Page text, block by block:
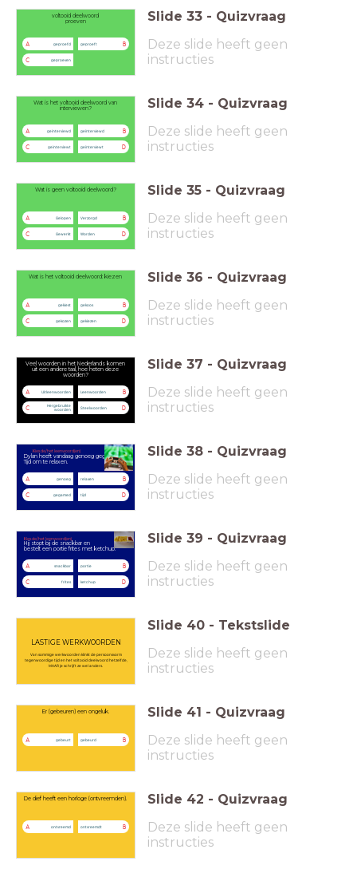
voltooid deelwoord
proeven
A geproefd B
geproeft
C geproeven
Slide 33 - Quizvraag
Deze slide heeft geen
instructies
Wat is het voltooid deelwoord van
interviewen?
A geinterviewd B
geïnterviewd
C geinterviewt D
geïnterviewt
Slide 34 - Quizvraag
Deze slide heeft geen
instructies
Wat is geen voltooid deelwoord?
A Gelopen B
Verzorgd
C Gewerkt D
Worden
Slide 35 - Quizvraag
Deze slide heeft geen
instructies
Wat is het voltooid deelwoord: kiezen
A gekiest B
gekoos
C gekozen D
gekiezen
Slide 36 - Quizvraag
Deze slide heeft geen
instructies
Veel woorden in het Nederlands komen
uit een andere taal, hoe heten deze
woorden?
A Uitleenwoorden B
Leenwoorden
C
Hergebruikte
woorden
D
Steelwoorden
Slide 37 - Quizvraag
Deze slide heeft geen
instructies
Dylan heeft vandaag genoeg gegamed.
Tijd om te relaxen.
Kies de/het leenwoord(en)
A genoeg B
relaxen
C gegamed D
tijd
Slide 38 - Quizvraag
Deze slide heeft geen
instructies
Hij stopt bij de snackbar en
bestelt een portie frites met ketchup.
Kies de/het leenwoord(en)
A snackbar B
portie
C frites D
ketchup
Slide 39 - Quizvraag
Deze slide heeft geen
instructies
LASTIGE WERKWOORDEN
Van sommige werkwoorden klinkt de persoonsvorm
tegenwoordige tijd en het voltooid deelwoord hetzelfde,
MAAR je schrijft ze wel anders.
Slide 40 - Tekstslide
Deze slide heeft geen
instructies
Er (gebeuren) een ongeluk.
A gebeurt B
gebeurd
Slide 41 - Quizvraag
Deze slide heeft geen
instructies
De dief heeft een horloge (ontvreemden).
A ontvreemd B
ontvreemdt
Slide 42 - Quizvraag
Deze slide heeft geen
instructies